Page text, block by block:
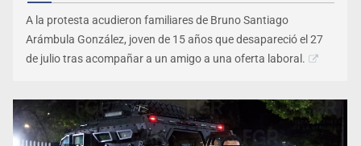
A la protesta acudieron familiares de Bruno Santiago
Arámbula González, joven de 15 años que desapareció el 27
de julio tras acompañar a un amigo a una oferta laboral.